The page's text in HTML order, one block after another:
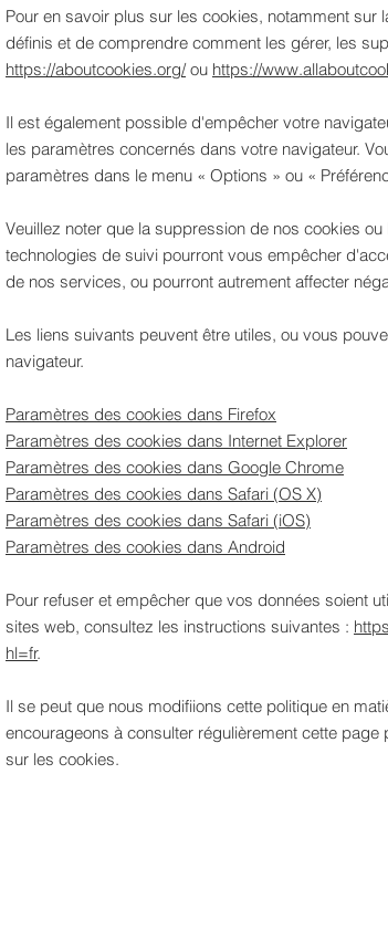
Pour en savoir plus sur les cookies, notamment sur
définis et de comprendre comment les gérer, les
https://aboutcookies.org/ou https://
Il est également possible d'empêcher votre
les paramètres concernés dans votre navigateur.
paramètres dans le menu « Options » ou «
Veuillez noter que la suppression de nos cookies
technologies de suivi pourront vous empêcher
de nos services, ou pourront autrement affecter
Les liens suivants peuvent être utiles, ou vous
navigateur.
Paramètres des cookies dans Firefox
Paramètres des cookies dans Internet Explorer
Paramètres des cookies dans Google Chrome
Paramètres des cookies dans Safari (OS X)
Paramètres des cookies dans Safari (iOS)
Paramètres des cookies dans Android
Pour refuser et empêcher que vos données soient
sites web, consultez les instructions suivantes :
hl=fr.
Il se peut que nous modifiions cette politique en
encourageons à consulter régulièrement cette
sur les cookies.